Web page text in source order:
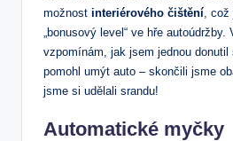
možnost interiérového čištění ,
„bonusový level“ ve hře
vzpomínám, jak jsem jednou donutil
pomohl umýt auto – skončili jsme
jsme si udělali srandu!
Automatické myčky